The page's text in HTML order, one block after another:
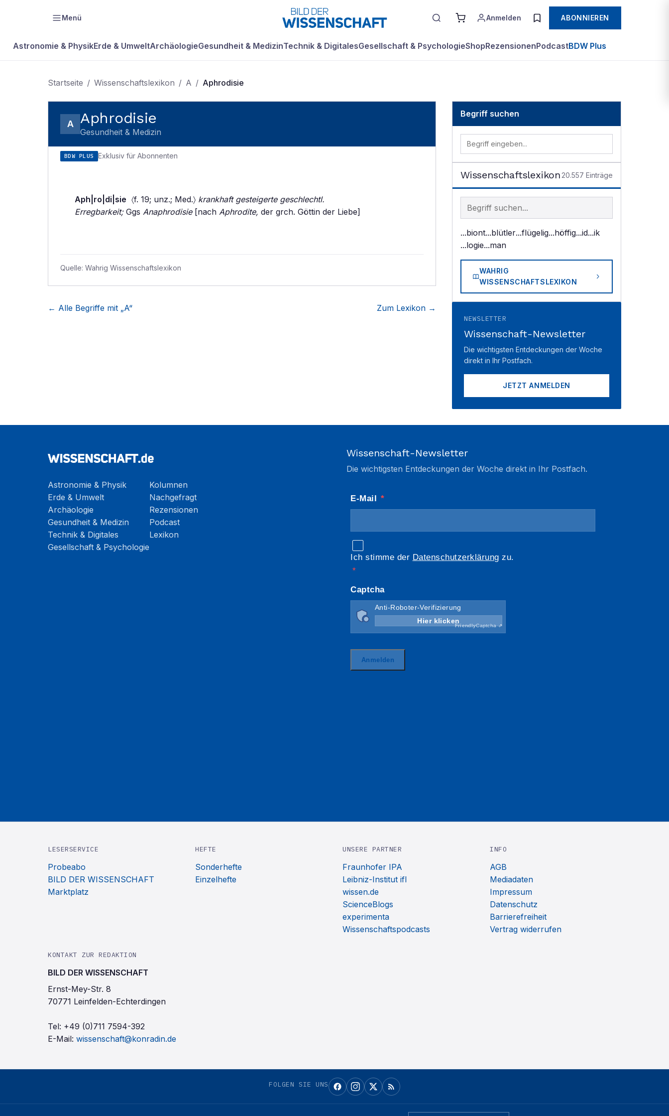
Menü Anmelden ABONNIEREN
Astronomie & PhysikErde & UmweltArchäologieGesundheit & MedizinTechnik & DigitalesGesellschaft & PsychologieShopRezensionenPodcastBDW Plus
Startseite / Wissenschaftslexikon / A / Aphrodisie
A Aphrodisie
Gesundheit & Medizin
BDW PLUS Exklusiv für Abonnenten
Aph|ro|di|sie 〈f. 19; unz.; Med.〉 krankhaft gesteigerte geschlechtl.
Erregbarkeit;Ggs Anaphrodisie[nach Aphrodite, der grch. Göttin der Liebe]
Quelle: Wahrig Wissenschaftslexikon
← Alle Begriffe mit „A“ Zum Lexikon →
Begriff suchen
Wissenschaftslexikon 20.557 Einträge
Begriff im Lexikon suchen
...biont...blütler...flügelig...höffig...id...ik
...logie...man
WAHRIG
WISSENSCHAFTSLEXIKON
NEWSLETTER
Wissenschaft-Newsletter
Die wichtigsten Entdeckungen der Woche
direkt in Ihr Postfach.
JETZT ANMELDEN
Astronomie & Physik
Erde & Umwelt
Archäologie
Gesundheit & Medizin
Technik & Digitales
Gesellschaft & Psychologie
Kolumnen
Nachgefragt
Rezensionen
Podcast
Lexikon
Wissenschaft-Newsletter
Die wichtigsten Entdeckungen der Woche direkt in Ihr Postfach.
LESERSERVICE
Probeabo
BILD DER WISSENSCHAFT
Marktplatz
HEFTE
Sonderhefte
Einzelhefte
UNSERE PARTNER
Fraunhofer IPA
Leibniz-Institut ifl
wissen.de
ScienceBlogs
experimenta
Wissenschaftspodcasts
INFO
AGB
Mediadaten
Impressum
Datenschutz
Barrierefreiheit
Vertrag widerrufen
KONTAKT ZUR REDAKTION
BILD DER WISSENSCHAFT
Ernst-Mey-Str. 8
70771 Leinfelden-Echterdingen
Tel: +49 (0)711 7594-392
E-Mail: wissenschaft@konradin.de
FOLGEN SIE UNS